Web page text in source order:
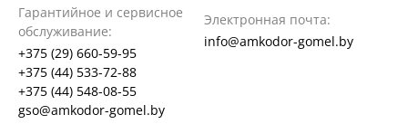
Гарантийное и сервисное
обслуживание:
+375 (29) 660-59-95
+375 (44) 533-72-88
+375 (44) 548-08-55
gso@amkodor-gomel.by
Электронная почта:
info@amkodor-gomel.by